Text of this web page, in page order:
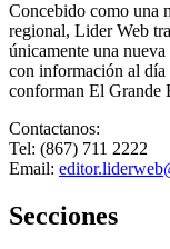
Concebido como una
regional, Lider Web
únicamente una
con información al día
conforman El
Contactanos:
Tel: (867) 711 2222
Email:
Secciones